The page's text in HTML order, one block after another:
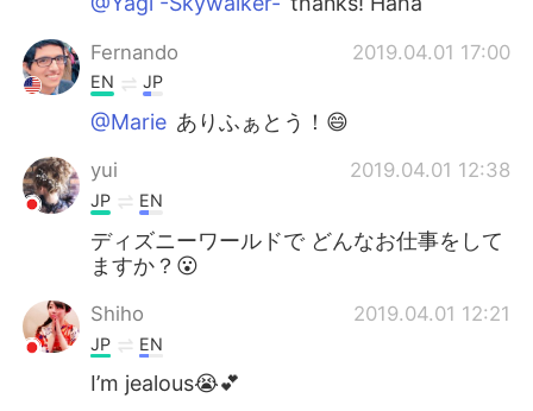
Fernando 2019.04.01 17:00
EN JP
@Marie ありふぁとう！😄
yui 2019.04.01 12:38
JP EN
ディズニーワールドで どんなお仕事をして
ますか？😮
Shiho 2019.04.01 12:21
JP EN
I’m jealous😭💕